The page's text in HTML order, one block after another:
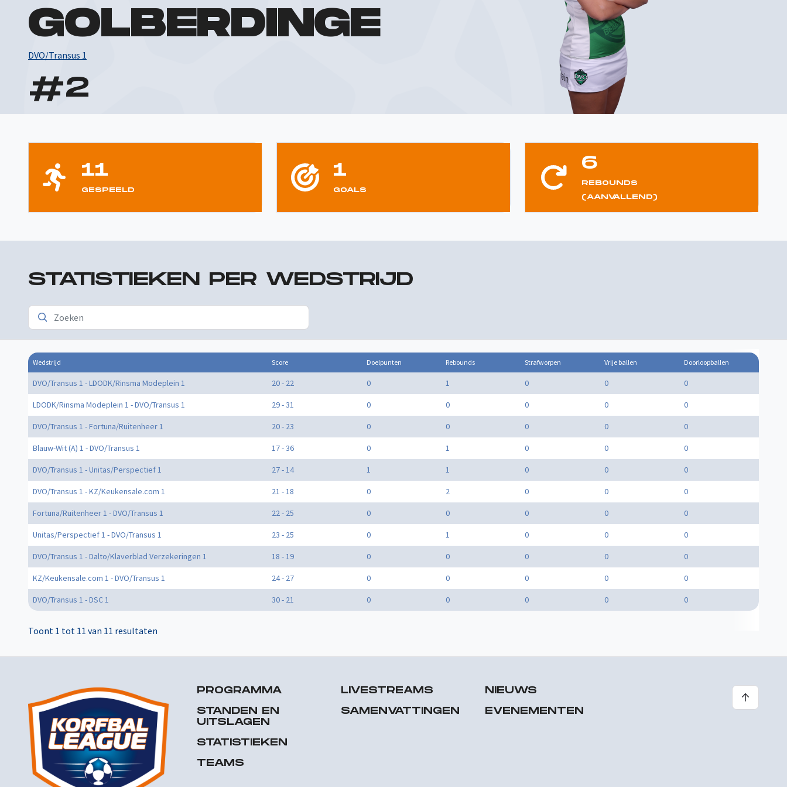
GOLBERDINGE
DVO/Transus 1
#2
11
GESPEELD
1
GOALS
6
REBOUNDS
(AANVALLEND)
STATISTIEKEN PER WEDSTRIJD
Wedstrijd Score Doelpunten Rebounds Strafworpen Vrije ballen Doorloopballen
DVO/Transus 1 - LDODK/Rinsma Modeplein 1 20 - 22 0 1 0 0 0
LDODK/Rinsma Modeplein 1 - DVO/Transus 1 29 - 31 0 0 0 0 0
DVO/Transus 1 - Fortuna/Ruitenheer 1 20 - 23 0 0 0 0 0
Blauw-Wit (A) 1 - DVO/Transus 1 17 - 36 0 1 0 0 0
DVO/Transus 1 - Unitas/Perspectief 1 27 - 14 1 1 0 0 0
DVO/Transus 1 - KZ/Keukensale.com 1 21 - 18 0 2 0 0 0
Fortuna/Ruitenheer 1 - DVO/Transus 1 22 - 25 0 0 0 0 0
Unitas/Perspectief 1 - DVO/Transus 1 23 - 25 0 1 0 0 0
DVO/Transus 1 - Dalto/Klaverblad Verzekeringen 1 18 - 19 0 0 0 0 0
KZ/Keukensale.com 1 - DVO/Transus 1 24 - 27 0 0 0 0 0
DVO/Transus 1 - DSC 1 30 - 21 0 0 0 0 0
Toont 1 tot 11 van 11 resultaten
PROGRAMMA
STANDEN EN
UITSLAGEN
STATISTIEKEN
TEAMS
LIVESTREAMS
SAMENVATTINGEN
NIEUWS
EVENEMENTEN